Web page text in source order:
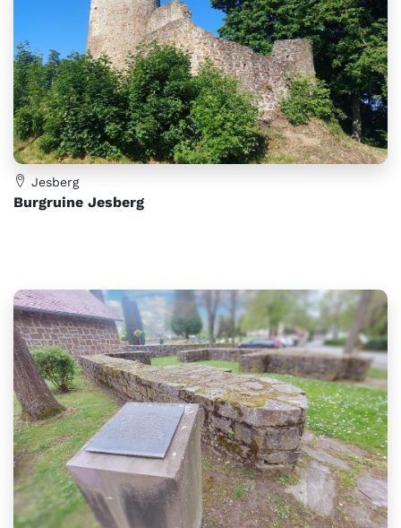
Jesberg
Burgruine Jesberg